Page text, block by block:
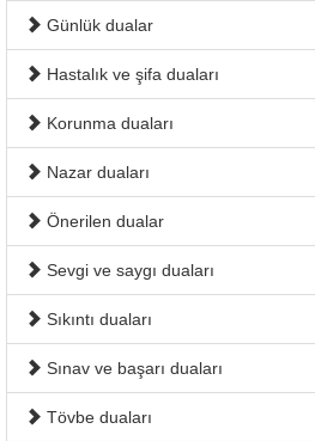
Günlük dualar
Hastalık ve şifa duaları
Korunma duaları
Nazar duaları
Önerilen dualar
Sevgi ve saygı duaları
Sıkıntı duaları
Sınav ve başarı duaları
Tövbe duaları